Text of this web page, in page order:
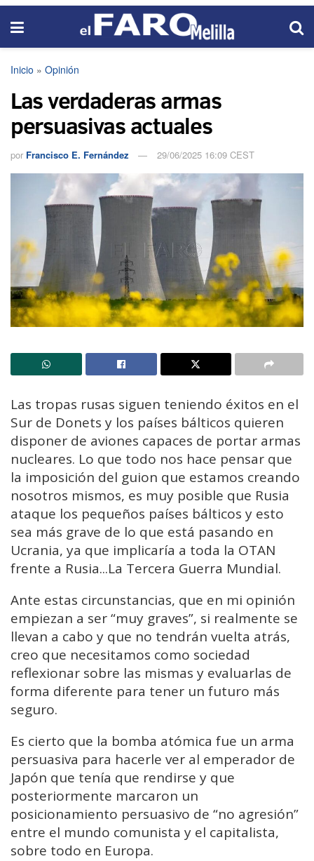
Inicio » Opinión
Las verdaderas armas
persuasivas actuales
por Francisco E. Fernández 29/06/2025 16:09 CEST
Las tropas rusas siguen teniendo éxitos en el
Sur de Donets y los países bálticos quieren
disponer de aviones capaces de portar armas
nucleares. Lo que todo nos hace pensar que
la imposición del guion que estamos creando
nosotros mismos, es muy posible que Rusia
ataque los pequeños países bálticos y esto
sea más grave de lo que está pasando en
Ucrania, ya que implicaría a toda la OTAN
frente a Rusia...La Tercera Guerra Mundial.
Ante estas circunstancias, que en mi opinión
empiezan a ser “muy graves”, si realmente se
llevan a cabo y que no tendrán vuelta atrás,
creo que necesitamos como sociedad
reflexionar sobre las mismas y evaluarlas de
forma diferente para tener un futuro más
seguro.
Es cierto que la bomba atómica fue un arma
persuasiva para hacerle ver al emperador de
Japón que tenía que rendirse y que
posteriormente marcaron un
posicionamiento persuasivo de “no agresión”
entre el mundo comunista y el capitalista,
sobre todo en Europa.